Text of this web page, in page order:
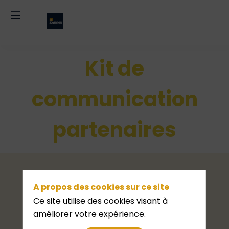
Kit de
communication
partenaires
A propos des cookies sur ce site
Ce site utilise des cookies visant à
améliorer votre expérience.